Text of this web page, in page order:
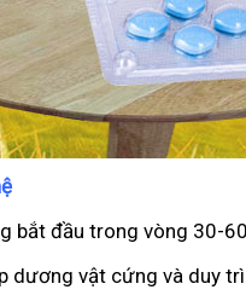
bắt đầu trong vòng 30-
dương vật cứng và duy